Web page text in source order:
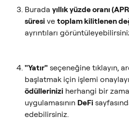
Burada yıllık yüzde oranı
süresi ve toplam kilitlenen
ayrıntıları
"Yatır" seçeneğine tıklayın,
başlatmak için işlemi
ödüllerinizi herhangi bir
uygulamasının DeFi
edebilirsiniz.